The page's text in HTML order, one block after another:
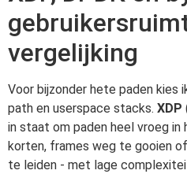
vergelijking
Voor bijzonder hete paden
path en userspace stacks. XDP
in staat om paden heel vroeg
korten, frames weg te gooien
te leiden - met lage